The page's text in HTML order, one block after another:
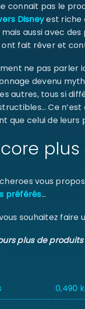
connait pas le
Disneyest riche
mais aussi avec
ont fait rêver et
ne pas parler
devenu
autres, tous si
Ce
que celui de leurs
vous
préférés…
souhaitez faire
plus de
0,490